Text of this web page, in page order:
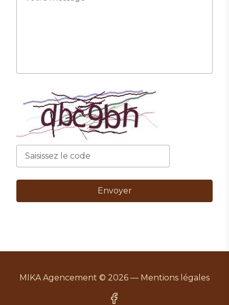
Envoyer
MIKA Agencement © 2026 — Mentions légales